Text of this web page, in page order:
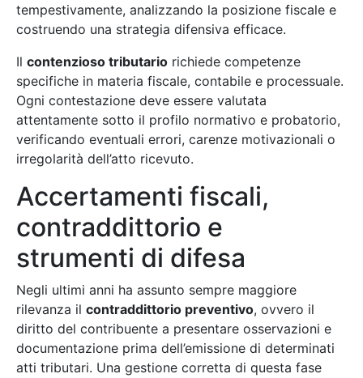
tempestivamente, analizzando la posizione fiscale e
costruendo una strategia difensiva efficace.
Il contenzioso tributario richiede competenze
specifiche in materia fiscale, contabile e processuale.
Ogni contestazione deve essere valutata
attentamente sotto il profilo normativo e probatorio,
verificando eventuali errori, carenze motivazionali o
irregolarità dell’atto ricevuto.
Accertamenti fiscali,
contraddittorio e
strumenti di difesa
Negli ultimi anni ha assunto sempre maggiore
rilevanza il contraddittorio preventivo, ovvero il
diritto del contribuente a presentare osservazioni e
documentazione prima dell’emissione di determinati
atti tributari. Una gestione corretta di questa fase